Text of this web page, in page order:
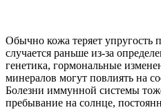
Обычно кожа теряет упругость
случается раньше из-за
генетика, гормональные
минералов могут повлиять на
Болезни иммунной системы
пребывание на солнце,